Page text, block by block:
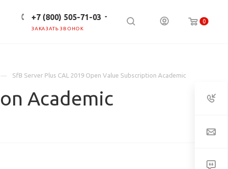
0
+7 (800) 505-71-03
ЗАКАЗАТЬ ЗВОНОК
SfB Server Plus CAL 2019 Open Value Subscription Academic
Academic